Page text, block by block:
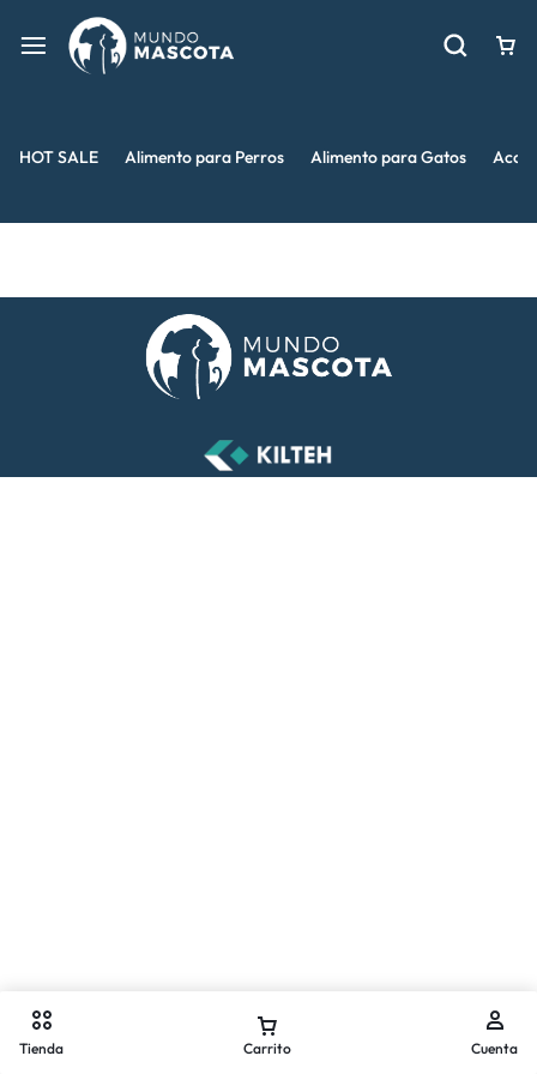
HOT SALE Alimento para Perros Alimento para Gatos
Tienda Carrito Cuenta